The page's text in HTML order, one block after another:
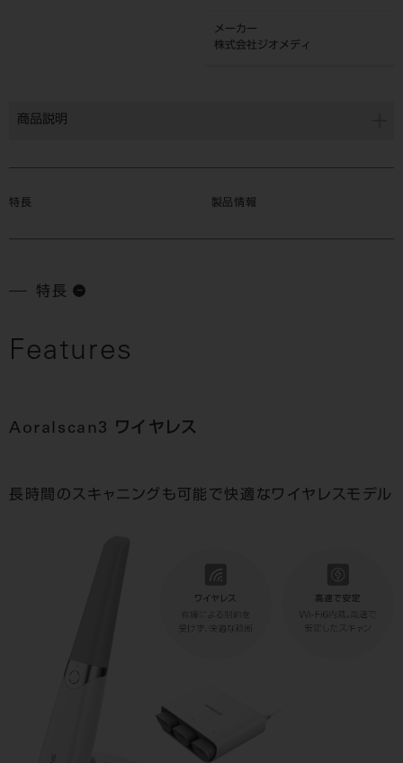
メーカー
株式会社ジオメディ
商品説明
特長 製品情報
特長
Features
Aoralscan3 ワイヤレス
長時間のスキャニングも可能で快適なワイヤレスモデル